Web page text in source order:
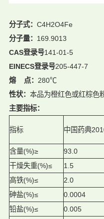
分子式： C4H2O4Fe
分子量： 169.9013
CAS登录号141-01-5
EINECS登录号205-447-7
熔 点： 280℃
性状： 本品为橙红色或红棕色
主要指标：
指标 中国药典
含量(%)≥ 93.0
干燥失重(%)≤
1.5
高铁(%)≤
2.0
砷盐(%)≤
0.0004
铅盐(%)≤
0.005